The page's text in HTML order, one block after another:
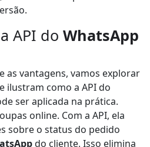
API do WhatsApp
as vantagens, vamos explorar
ilustram como a API do
ser aplicada na prática.
online. Com a API, ela
sobre o status do pedido
do cliente. Isso elimina